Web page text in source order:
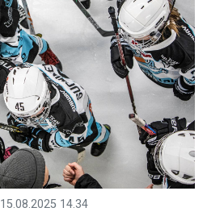
15.08.2025 14.34